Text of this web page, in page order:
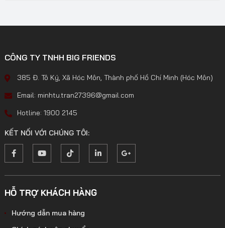
CÔNG TY TNHH BIG FRIENDS
385 Đ. Tô Ký, Xã Hóc Môn, Thành phố Hồ Chí Minh (Hóc Môn)
Email: minhtu.tran27396@gmail.com
Hotline: 1900 2145
KẾT NỐI VỚI CHÚNG TÔI:
HỖ TRỢ KHÁCH HÀNG
Hướng dẫn mua hàng